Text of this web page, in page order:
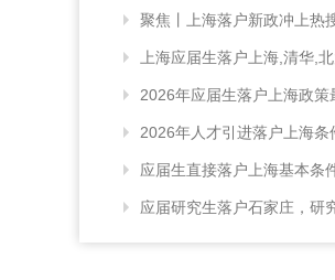
聚焦丨上海落户新政冲上热
上海应届生落户上海,清华,
2026年应届生落户上海政策
2026年人才引进落户上海条
应届生直接落户上海基本条
应届研究生落户石家庄，研